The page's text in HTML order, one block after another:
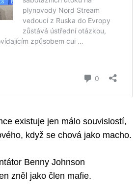
existuje jen málo souvislostí,
když se chová jako macho.
Benny Johnson
zněl jako člen mafie.